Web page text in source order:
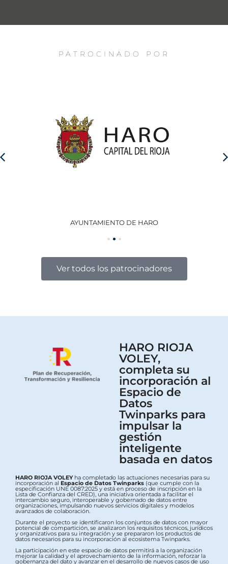
PATROCINADO POR
AYUNTAMIENTO DE HARO
Ver todos los patrocinadores
HARO RIOJA
VOLEY,
completa su
incorporación al
Espacio de
Datos
Twinparks para
impulsar la
gestión
inteligente
basada en datos
HARO RIOJA VOLEYha completado las actuaciones necesarias para su
incorporación al Espacio de Datos Twinparks (que cumple con la
especificación UNE 0087:2025 y está en proceso de inscripción en la
Lista de Confianza del CRED), una iniciativa orientada a facilitar el
intercambio seguro, interoperable y gobernado de datos entre
organizaciones, impulsando nuevos servicios digitales y modelos
avanzados de colaboración.
Durante el proyecto se identificaron los conjuntos de datos con mayor
potencial de compartición, se analizaron los requisitos técnicos, jurídicos
y organizativos para su integración y se prepararon los productos de
datos necesarios para su incorporación al ecosistema Twinparks.
La participación en este espacio de datos permitirá a la organización
mejorar la calidad y el aprovechamiento de la información, reforzar la
gobernanza del dato y avanzar en el desarrollo de nuevos casos de uso